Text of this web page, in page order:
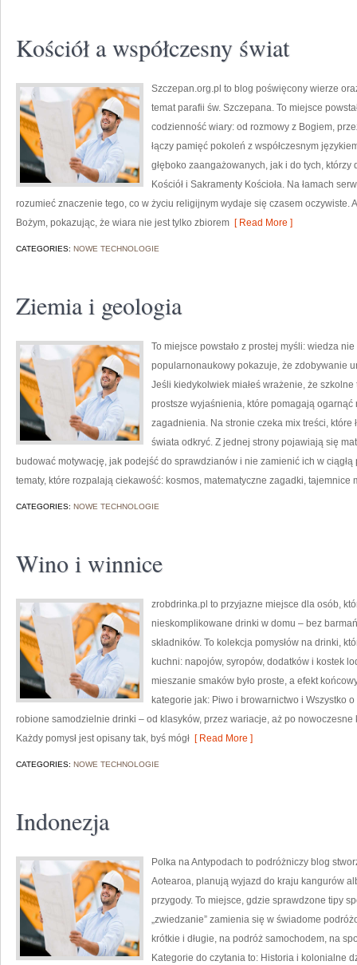
Kościół a współczesny świat
Szczepan.org.pl to blog poświęcony wierze
temat parafii św. Szczepana. To miejsce
codzienność wiary: od rozmowy z Bogiem,
łączy pamięć pokoleń z współczesnym
głęboko zaangażowanych, jak i do tych,
Kościół i Sakramenty Kościoła. Na łamach
rozumieć znaczenie tego, co w życiu religijnym wydaje się czasem oczywiste.
Bożym, pokazując, że wiara nie jest tylko zbiorem [ Read More ]
CATEGORIES: NOWE TECHNOLOGIE
Ziemia i geologia
To miejsce powstało z prostej myśli: wiedza
popularnonaukowy pokazuje, że zdobywanie
Jeśli kiedykolwiek miałeś wrażenie, że
prostsze wyjaśnienia, które pomagają
zagadnienia. Na stronie czeka mix treści,
świata odkryć. Z jednej strony pojawiają się
budować motywację, jak podejść do sprawdzianów i nie zamienić ich w
tematy, które rozpalają ciekawość: kosmos, matematyczne zagadki, tajemnice
CATEGORIES: NOWE TECHNOLOGIE
Wino i winnice
zrobdrinka.pl to przyjazne miejsce dla osób,
nieskomplikowane drinki w domu – bez
składników. To kolekcja pomysłów na drinki,
kuchni: napojów, syropów, dodatków i kostek
mieszanie smaków było proste, a efekt
kategorie jak: Piwo i browarnictwo i Wszystko
robione samodzielnie drinki – od klasyków, przez wariacje, aż po
Każdy pomysł jest opisany tak, byś mógł [ Read More ]
CATEGORIES: NOWE TECHNOLOGIE
Indonezja
Polka na Antypodach to podróżniczy blog
Aotearoa, planują wyjazd do kraju kangurów
przygody. To miejsce, gdzie sprawdzone tipy
„zwiedzanie” zamienia się w świadome
krótkie i długie, na podróż samochodem, na
Kategorie do czytania to: Historia i kolonialne